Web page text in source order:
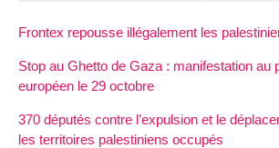
Frontex repousse illégalement les
Stop au Ghetto de Gaza : manifestation au
européen le 29 octobre
370 députés contre l’expulsion et le
les territoires palestiniens occupés